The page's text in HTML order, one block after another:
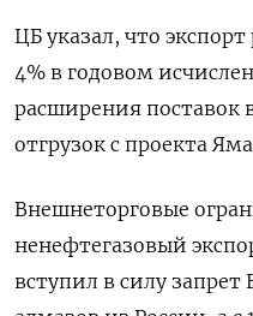
ЦБ указал, что
4% в годовом
расширения поставок
отгрузок с проекта
Внешнеторговые
ненефтегазовый
вступил в силу